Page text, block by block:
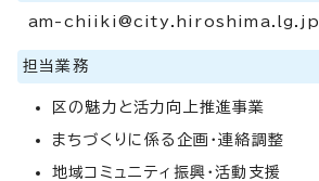
am-chiiki@city.hiroshima.lg.jp
担当業務
区の魅力と活力向上推進事業
まちづくりに係る企画・連絡調整
地域コミュニティ振興・活動支援